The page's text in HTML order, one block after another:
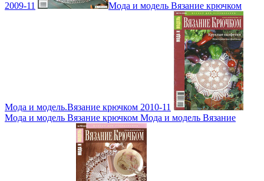
2009-11 Мода и модель Вязание крючком
Мода и модель.Вязание крючком 2010-11
Мода и модель Вязание крючком Мода и модель Вязание